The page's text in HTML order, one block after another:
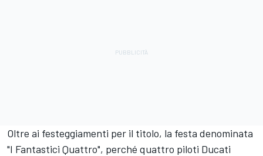
Oltre ai festeggiamenti per il titolo, la festa denominata
"I Fantastici Quattro", perché quattro piloti Ducati